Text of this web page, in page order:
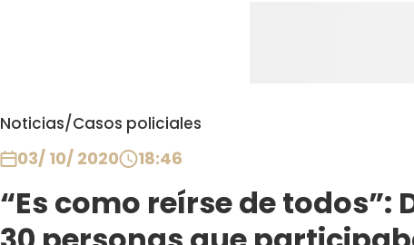
Noticias/Casos policiales
03/ 10/ 2020 18:46
“Es como reírse de todos”: